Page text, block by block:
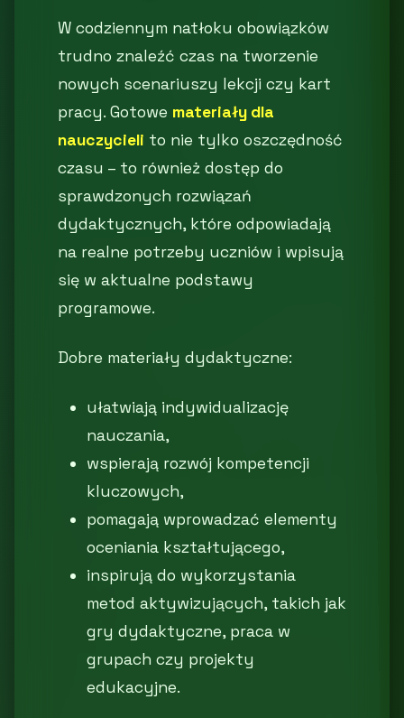
W codziennym natłoku obowiązków
trudno znaleźć czas na tworzenie
nowych scenariuszy lekcji czy kart
pracy. Gotowe materiały dla
nauczycieli to nie tylko oszczędność
czasu – to również dostęp do
sprawdzonych rozwiązań
dydaktycznych, które odpowiadają
na realne potrzeby uczniów i wpisują
się w aktualne podstawy
programowe.
Dobre materiały dydaktyczne:
ułatwiają indywidualizację
nauczania,
wspierają rozwój kompetencji
kluczowych,
pomagają wprowadzać elementy
oceniania kształtującego,
inspirują do wykorzystania
metod aktywizujących, takich jak
gry dydaktyczne, praca w
grupach czy projekty
edukacyjne.